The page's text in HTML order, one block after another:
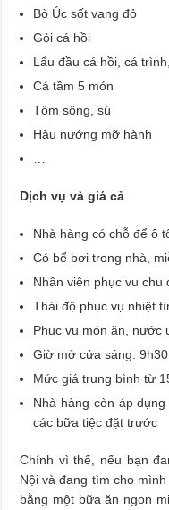
Bò Úc sốt vang đỏ
Gỏi cá hồi
Lẩu đầu cá hồi, cá
Cá tầm 5 món
Tôm sông, sú
Hàu nướng mỡ hành
Dịch vụ và giá cả
Nhà hàng có chỗ để ô
Có bể bơi trong nhà,
Nhân viên phục vu chu
Thái độ phục vụ nhiệt
Phục vụ món ăn, nước
Giờ mở cửa sáng:
Mức giá trung bình từ
Nhà hàng còn áp
các bữa tiệc đặt trước
Chính vì thế, nếu bạn
Nội và đang tìm cho
bằng một bữa ăn ngon